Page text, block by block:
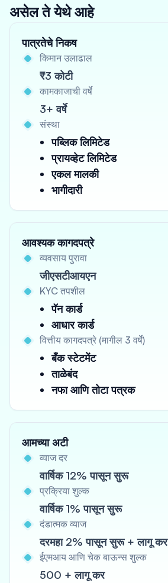
असेल ते येथे आहे
पात्रतेचे निकष
किमान उलाढाल
₹3 कोटी
कामकाजाची वर्षे
3+ वर्षे
संस्था
पब्लिक लिमिटेड
प्रायव्हेट लिमिटेड
एकल मालकी
भागीदारी
आवश्यक कागदपत्रे
व्यवसाय पुरावा
जीएसटीआयएन
KYC तपशील
पॅन कार्ड
आधार कार्ड
वित्तीय कागदपत्रे (मागील 3 वर्षे)
बँक स्टेटमेंट
ताळेबंद
नफा आणि तोटा पत्रक
आमच्या अटी
व्याज दर
वार्षिक 12% पासून सुरू
प्रक्रिया शुल्क
वार्षिक 1% पासून सुरू
दंडात्मक व्याज
दरमहा 2% पासून सुरू + लागू कर
ईएमआय आणि चेक बाऊन्स शुल्क
500 + लागू कर